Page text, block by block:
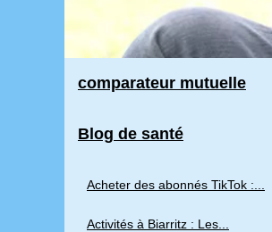
comparateur mutuelle
Blog de santé
Acheter des abonnés TikTok :...
Activités à Biarritz : Les...